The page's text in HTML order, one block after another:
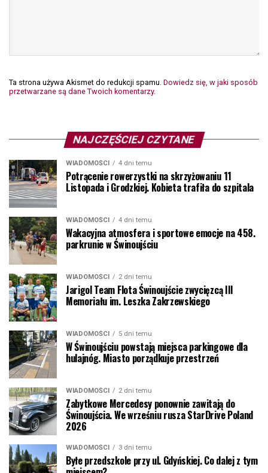
Ta strona używa Akismet do redukcji spamu. Dowiedz się, w jaki sposób
przetwarzane są dane Twoich komentarzy.
NAJCZĘŚCIEJ CZYTANE
WIADOMOŚCI 4 dni temu
Potrącenie rowerzystki na skrzyżowaniu 11
Listopada i Grodzkiej. Kobieta trafiła do szpitala
WIADOMOŚCI 4 dni temu
Wakacyjna atmosfera i sportowe emocje na 458.
parkrunie w Świnoujściu
WIADOMOŚCI 2 dni temu
Jarigol Team Flota Świnoujście zwycięzcą III
Memoriału im. Leszka Zakrzewskiego
WIADOMOŚCI 5 dni temu
W Świnoujściu powstają miejsca parkingowe dla
hulajnóg. Miasto porządkuje przestrzeń
WIADOMOŚCI 2 dni temu
Zabytkowe Mercedesy ponownie zawitają do
Świnoujścia. We wrześniu rusza StarDrive Poland
2026
WIADOMOŚCI 3 dni temu
Byłe przedszkole przy ul. Gdyńskiej. Co dalej z tym